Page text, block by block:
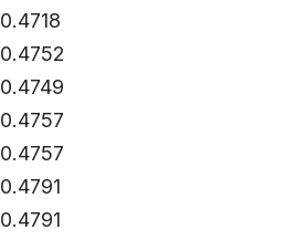
0.4718
0.4752
0.4749
0.4757
0.4757
0.4791
0.4791